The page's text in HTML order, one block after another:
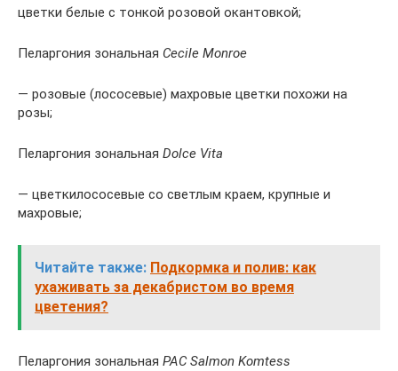
цветки белые с тонкой розовой окантовкой;
Пеларгония зональная Cecile Monroe
— розовые (лососевые) махровые цветки похожи на
розы;
Пеларгония зональная Dolce Vita
— цветкилососевые со светлым краем, крупные и
махровые;
Читайте также: Подкормка и полив: как
ухаживать за декабристом во время
цветения?
Пеларгония зональная PAC Salmon Komtess